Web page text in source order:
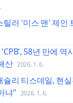
러 '미스 맨' 제인
58년 만에 역
산 2026. 1. 6.
리 티스데일, 현
냐" 2026. 1. 6.